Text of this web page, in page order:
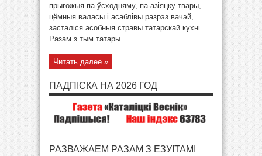
прыгожыя па-ўсходняму, па-азіяцку твары,
цёмныя валасы і асаблівы разрэз вачэй,
засталіся асобныя стравы татарскай кухні.
Разам з тым татары ...
Читать далее »
ПАДПІСКА НА 2026 ГОД
РАЗВАЖАЕМ РАЗАМ З ЕЗУІТАМІ